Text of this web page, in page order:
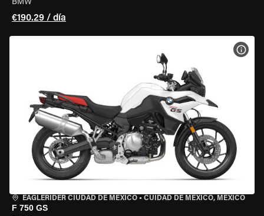
BMW
€190.29 / día
EAGLERIDER CIUDAD DE MÉXICO • CUIDAD DE MEXICO, MEXICO
F 750 GS
VER